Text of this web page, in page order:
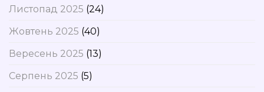
Листопад 2025 (24)
Жовтень 2025 (40)
Вересень 2025 (13)
Серпень 2025 (5)